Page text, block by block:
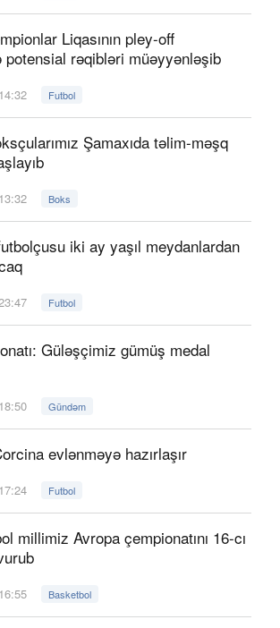
Liqasının pley-off
potensial rəqibləri müəyyənləşib
Futbol
Şamaxıda təlim-məşq
Boks
iki ay yaşıl meydanlardan
Futbol
Güləşçimiz gümüş medal
Gündəm
evlənməyə hazırlaşır
Futbol
millimiz Avropa çempionatını 16-cı
Basketbol